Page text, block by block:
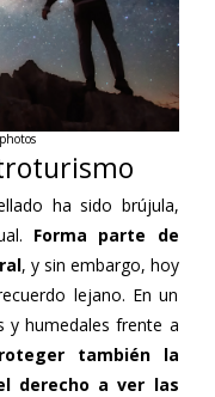
ha sido brújula,
Forma parte de
, y sin embargo, hoy
lejano. En un
y humedales frente a
también la
derecho a ver las